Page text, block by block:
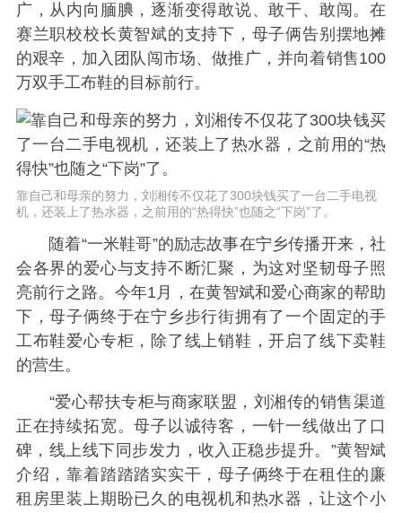
广，从内向腼腆，逐渐变得敢说、敢干、敢闯。在
赛兰职校校长黄智斌的支持下，母子俩告别摆地摊
的艰辛，加入团队闯市场、做推广，并向着销售100
万双手工布鞋的目标前行。
靠自己和母亲的努力，刘湘传不仅花了300块钱买了一台二手电视
机，还装上了热水器，之前用的“热得快”也随之“下岗”了。
随着“一米鞋哥”的励志故事在宁乡传播开来，社
会各界的爱心与支持不断汇聚，为这对坚韧母子照
亮前行之路。今年1月，在黄智斌和爱心商家的帮助
下，母子俩终于在宁乡步行街拥有了一个固定的手
工布鞋爱心专柜，除了线上销鞋，开启了线下卖鞋
的营生。
“爱心帮扶专柜与商家联盟，刘湘传的销售渠道
正在持续拓宽。母子以诚待客，一针一线做出了口
碑，线上线下同步发力，收入正稳步提升。”黄智斌
介绍，靠着踏踏踏实实干，母子俩终于在租住的廉
租房里装上期盼已久的电视机和热水器，让这个小